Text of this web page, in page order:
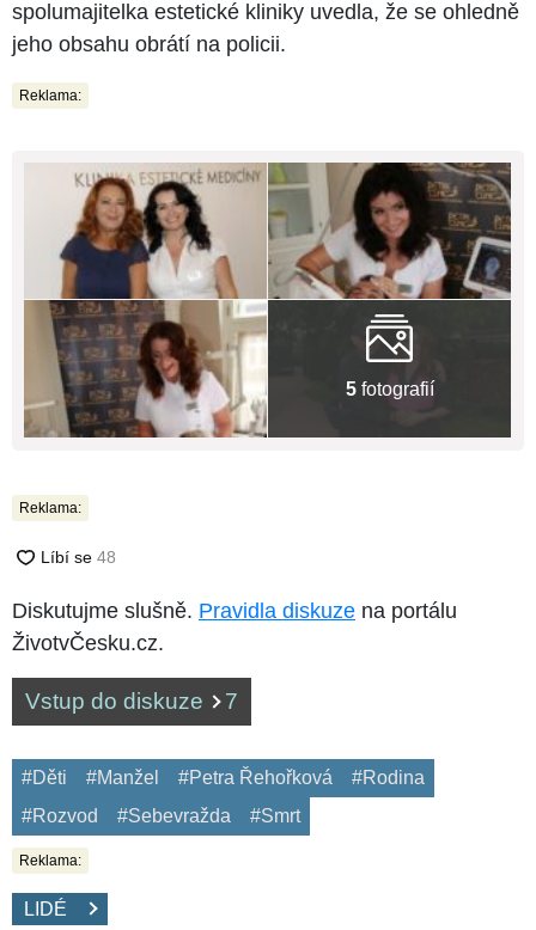
spolumajitelka estetické kliniky uvedla, že se ohledně
jeho obsahu obrátí na policii.
Reklama:
5fotografií
Reklama:
Diskutujme slušně. Pravidla diskuze na portálu
ŽivotvČesku.cz.
Vstup do diskuze 7
#Děti #Manžel #Petra Řehořková
#Rodina
#Rozvod
#Sebevražda #Smrt
Reklama:
LIDÉ